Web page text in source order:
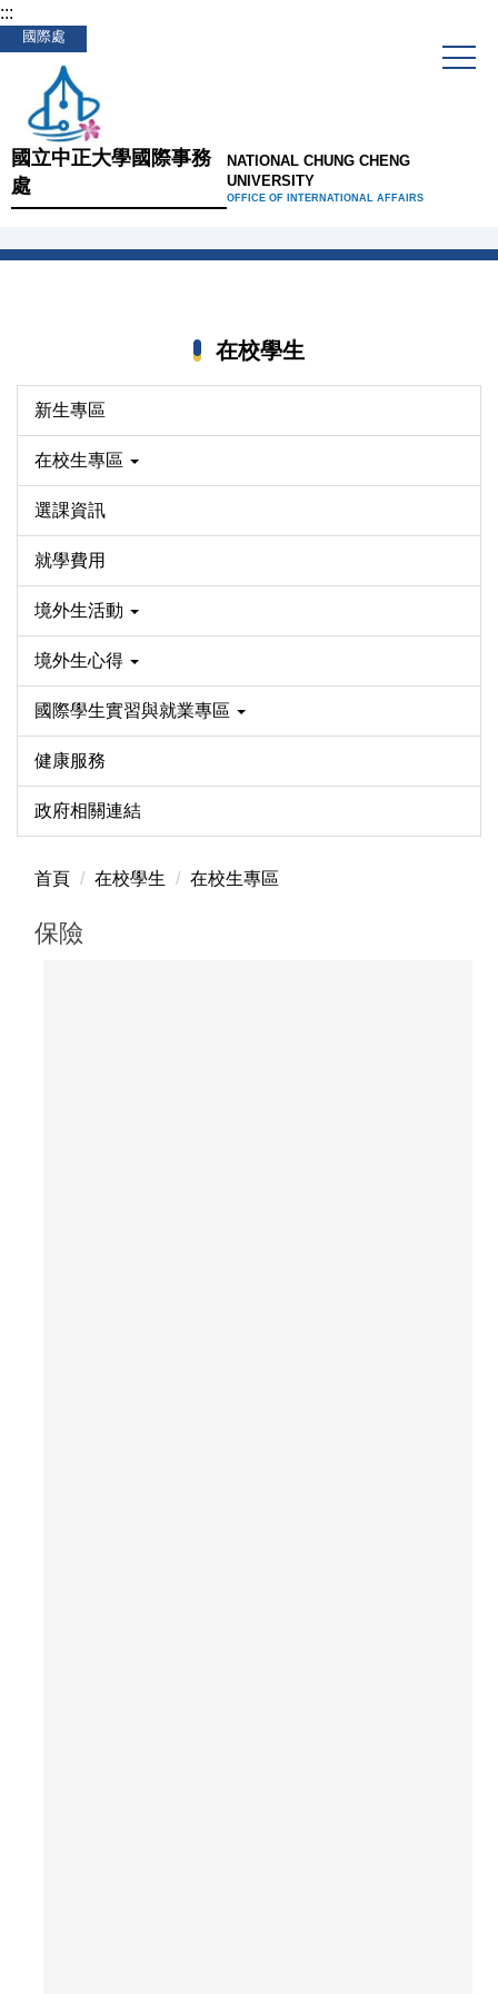
跳
到
內
容
區
:::
國際處
國立中正大學國際事務
處
NATIONAL CHUNG CHENG
UNIVERSITY
OFFICE OF INTERNATIONAL AFFAIRS
在校學生
新生專區
在校生專區
選課資訊
就學費用
境外生活動
境外生心得
國際學生實習與就業專區
健康服務
政府相關連結
首頁 在校學生 在校生專區
保險